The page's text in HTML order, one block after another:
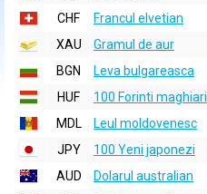
CHF
Francul elvetian
XAU
Gramul de aur
BGN
Leva bulgareasca
HUF
100 Forinti maghiari
MDL
Leul moldovenesc
JPY
100 Yeni japonezi
AUD
Dolarul australian